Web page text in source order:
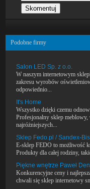
Podobne firmy
Salon LED Sp. z o.o.
W naszym internetowym
zakresu wyrobów
odpowiednio...
It's Home
Wszystko dzięki czemu
Profesjonalny sklep
najróżniejszych...
Sklep Fedo.pl / Sandex-Bis
E-sklep FEDO to możliwość
Produkty dla całej rodziny,
Piękne wnętrze Paweł
Konkurencyjne ceny i
chwali się sklep internetowy